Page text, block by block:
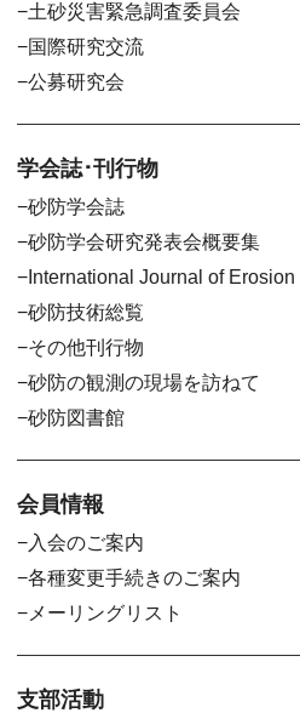
土砂災害緊急調査委員会
国際研究交流
公募研究会
学会誌･刊行物
砂防学会誌
砂防学会研究発表会概要集
International Journal of
砂防技術総覧
その他刊行物
砂防の観測の現場を訪ねて
砂防図書館
会員情報
入会のご案内
各種変更手続きのご案内
メーリングリスト
支部活動